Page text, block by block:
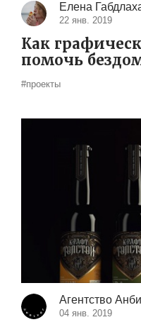
Елена
22 янв. 2019
Как
помочь
#проекты
Агентство
04 янв. 2019